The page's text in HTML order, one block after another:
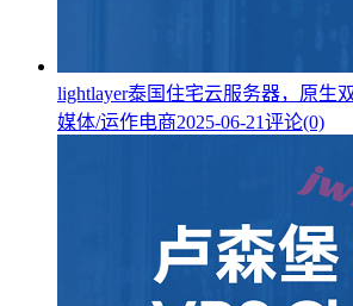
lightlayer泰国住宅云服务器，原生
媒体/运作电商2025-06-21评论(0)